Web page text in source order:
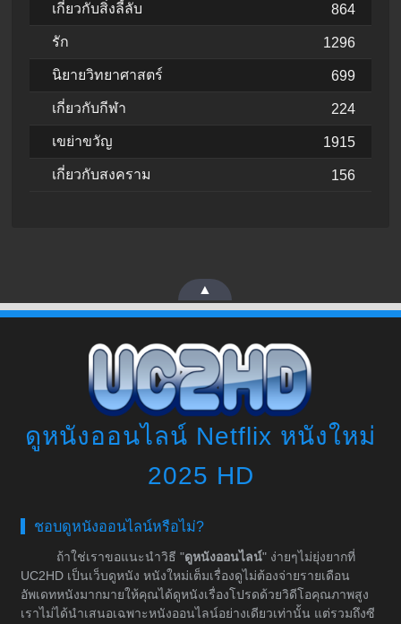
เกี่ยวกับสิ่งลี้ลับ 864
รัก 1296
นิยายวิทยาศาสตร์ 699
เกี่ยวกับกีฬา 224
เขย่าขวัญ 1915
เกี่ยวกับสงคราม 156
▲
ดูหนังออนไลน์ Netflix หนังใหม่
2025 HD
ชอบดูหนังออนไลน์หรือไม่?
ถ้าใช่เราขอแนะนำวิธี "ดูหนังออนไลน์" ง่ายๆไม่ยุ่งยากที่
UC2HD เป็นเว็บดูหนัง หนังใหม่เต็มเรื่องดูไม่ต้องจ่ายรายเดือน
อัพเดทหนังมากมายให้คุณได้ดูหนังเรื่องโปรดด้วยวิดีโอคุณภาพสูง
เราไม่ได้นำเสนอเฉพาะหนังออนไลน์อย่างเดียวเท่านั้น แต่รวมถึงซี